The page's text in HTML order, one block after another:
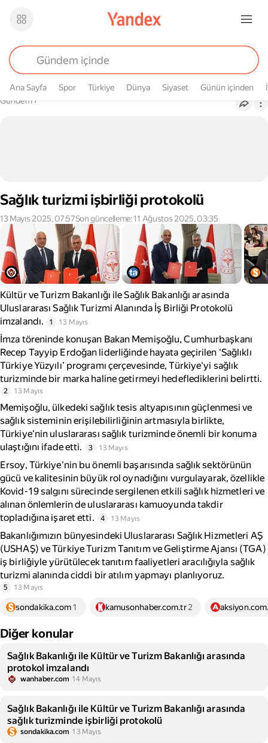
Ana Sayfa Spor Türkiye Dünya Siyaset Günün içinden
Buradasın
Gündem›
Sağlık turizmi işbirliği protokolü
13 Mayıs 2025, 07:57Son güncelleme: 11 Ağustos 2025, 03:35
Kültür ve Turizm Bakanlığı ile Sağlık Bakanlığı arasında
Uluslararası Sağlık Turizmi Alanında İş Birliği Protokolü
imzalandı.
1 13 Mayıs
İmza töreninde konuşan Bakan Memişoğlu, Cumhurbaşkanı
Recep Tayyip Erdoğan liderliğinde hayata geçirilen ‘Sağlıklı
Türkiye Yüzyılı’ programı çerçevesinde, Türkiye'yi sağlık
turizminde bir marka haline getirmeyi hedeflediklerini belirtti.
2 13 Mayıs
Memişoğlu, ülkedeki sağlık tesis altyapısının güçlenmesi ve
sağlık sisteminin erişilebilirliğinin artmasıyla birlikte,
Türkiye'nin uluslararası sağlık turizminde önemli bir konuma
ulaştığını ifade etti.
3 13 Mayıs
Ersoy, Türkiye'nin bu önemli başarısında sağlık sektörünün
gücü ve kalitesinin büyük rol oynadığını vurgulayarak, özellikle
Kovid-19 salgını sürecinde sergilenen etkili sağlık hizmetleri ve
alınan önlemlerin de uluslararası kamuoyunda takdir
topladığına işaret etti.
4 13 Mayıs
Bakanlığımızın bünyesindeki Uluslararası Sağlık Hizmetleri AŞ
(USHAŞ) ve Türkiye Turizm Tanıtım ve Geliştirme Ajansı (TGA)
iş birliğiyle yürütülecek tanıtım faaliyetleri aracılığıyla sağlık
turizmi alanında ciddi bir atılım yapmayı planlıyoruz.
5 13 Mayıs
sondakika.com1 kamusonhaber.com.tr 2
Diğer konular
Sağlık Bakanlığı ile Kültür ve Turizm Bakanlığı arasında
protokol imzalandı
wanhaber.com 14 Mayıs
Sağlık Bakanlığı ile Kültür ve Turizm Bakanlığı arasında
sağlık turizminde işbirliği protokolü
sondakika.com 13 Mayıs